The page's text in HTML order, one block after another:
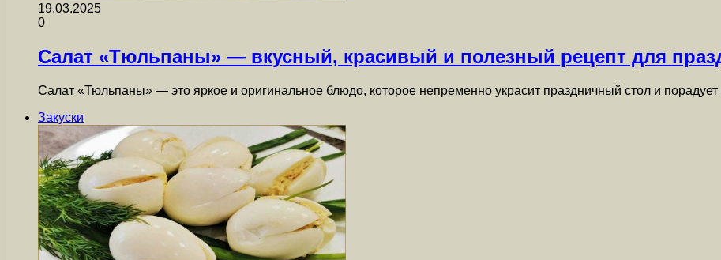
19.03.2025
0
Салат «Тюльпаны» — вкусный, красивый и полезный рецепт для
Салат «Тюльпаны» — это яркое и оригинальное блюдо, которое непременно украсит праздничный стол и
Закуски